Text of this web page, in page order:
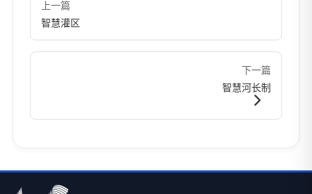
上一篇
智慧灌区
下一篇
智慧河长制